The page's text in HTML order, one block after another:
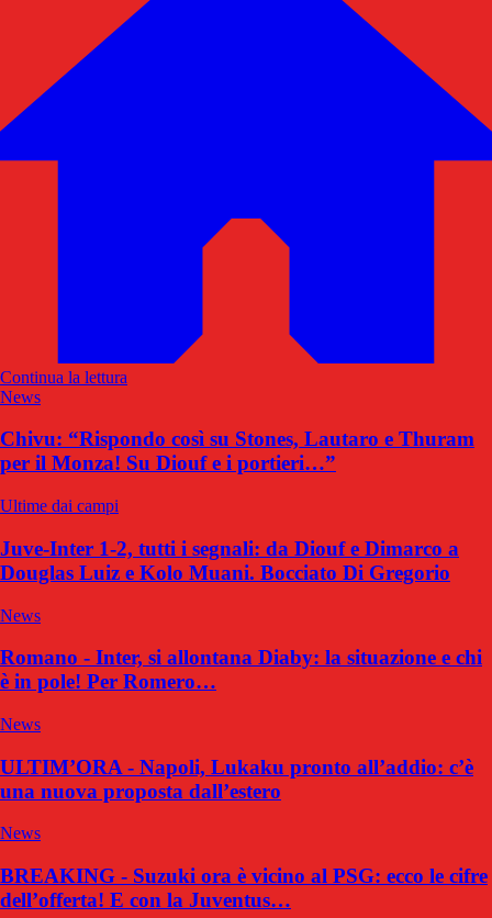
Continua la lettura
News
Chivu: “Rispondo così su Stones, Lautaro e Thuram
per il Monza! Su Diouf e i portieri…”
Ultime dai campi
Juve-Inter 1-2, tutti i segnali: da Diouf e Dimarco a
Douglas Luiz e Kolo Muani. Bocciato Di Gregorio
News
Romano - Inter, si allontana Diaby: la situazione e chi
è in pole! Per Romero…
News
ULTIM’ORA - Napoli, Lukaku pronto all’addio: c’è
una nuova proposta dall’estero
News
BREAKING - Suzuki ora è vicino al PSG: ecco le cifre
dell’offerta! E con la Juventus…